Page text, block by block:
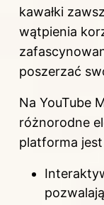
kawałki
wątpienia
poszerzać
Na YouTube
różnorodne
platforma